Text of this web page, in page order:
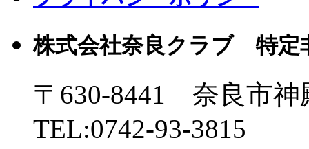
株式会社奈良クラブ 特定
〒630-8441 奈良市
TEL:0742-93-3815